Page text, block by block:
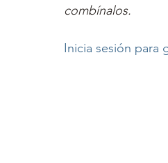
combínalos.
Inicia sesión para